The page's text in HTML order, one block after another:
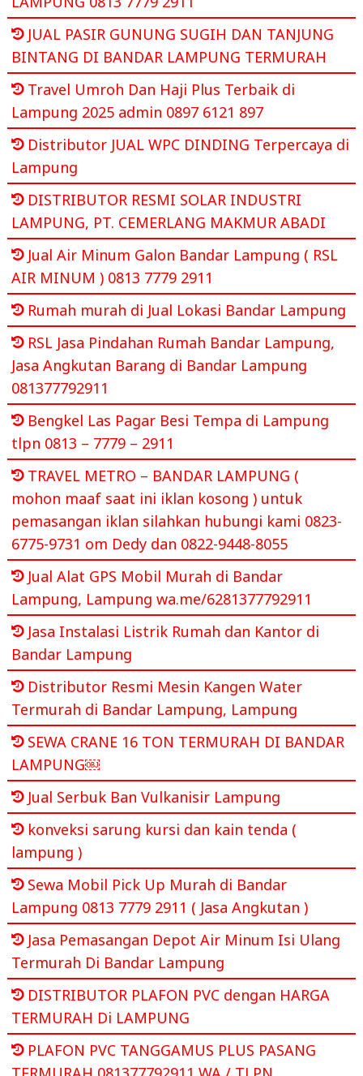
JUAL PASIR GUNUNG SUGIH DAN TANJUNG
BINTANG DI BANDAR LAMPUNG TERMURAH
Travel Umroh Dan Haji Plus Terbaik di
Lampung 2025 admin 0897 6121 897
Distributor JUAL WPC DINDING Terpercaya di
Lampung
DISTRIBUTOR RESMI SOLAR INDUSTRI
LAMPUNG, PT. CEMERLANG MAKMUR ABADI
Jual Air Minum Galon Bandar Lampung ( RSL
AIR MINUM ) 0813 7779 2911
Rumah murah di Jual Lokasi Bandar Lampung
RSL Jasa Pindahan Rumah Bandar Lampung,
Jasa Angkutan Barang di Bandar Lampung
081377792911
Bengkel Las Pagar Besi Tempa di Lampung
tlpn 0813 – 7779 – 2911
TRAVEL METRO – BANDAR LAMPUNG (
mohon maaf saat ini iklan kosong ) untuk
pemasangan iklan silahkan hubungi kami 0823-
6775-9731 om Dedy dan 0822-9448-8055
Jual Alat GPS Mobil Murah di Bandar
Lampung, Lampung wa.me/6281377792911
Jasa Instalasi Listrik Rumah dan Kantor di
Bandar Lampung
Distributor Resmi Mesin Kangen Water
Termurah di Bandar Lampung, Lampung
SEWA CRANE 16 TON TERMURAH DI BANDAR
LAMPUNG￼
Jual Serbuk Ban Vulkanisir Lampung
konveksi sarung kursi dan kain tenda (
lampung )
Sewa Mobil Pick Up Murah di Bandar
Lampung 0813 7779 2911 ( Jasa Angkutan )
Jasa Pemasangan Depot Air Minum Isi Ulang
Termurah Di Bandar Lampung
DISTRIBUTOR PLAFON PVC dengan HARGA
TERMURAH Di LAMPUNG
PLAFON PVC TANGGAMUS PLUS PASANG